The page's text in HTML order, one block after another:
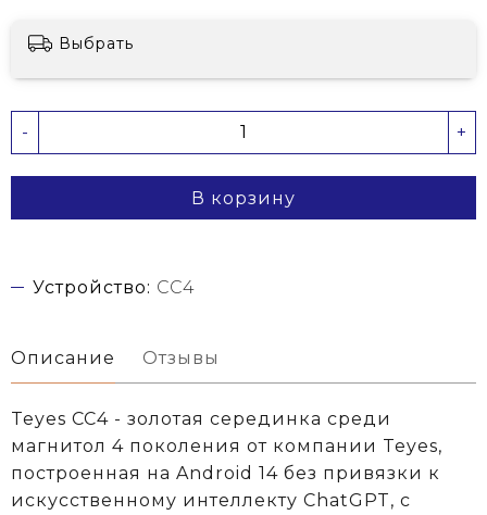
Выбрать
- +
В корзину
Устройство: CC4
Описание Отзывы
Teyes CC4 - золотая серединка среди
магнитол 4 поколения от компании Teyes,
построенная на Android 14 без привязки к
искусственному интеллекту ChatGPT, с